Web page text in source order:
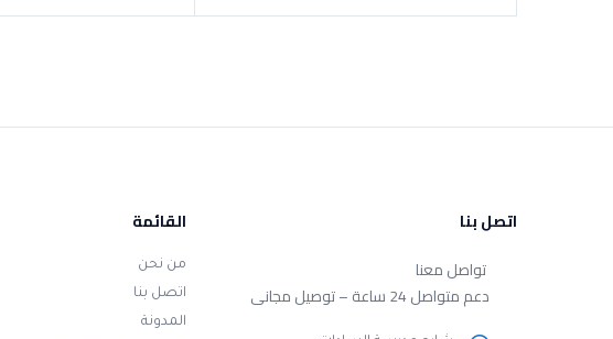
اتصل بنا
تواصل معنا
دعم متواصل 24 ساعة – توصيل مجانى
القائمة
من نحن
اتصل بنا
المدونة